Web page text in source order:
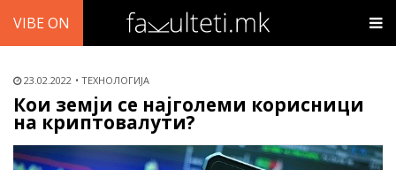
VIBE ON
23.02.2022 ТЕХНОЛОГИЈА
Кои земји се најголеми корисници
на криптовалути?